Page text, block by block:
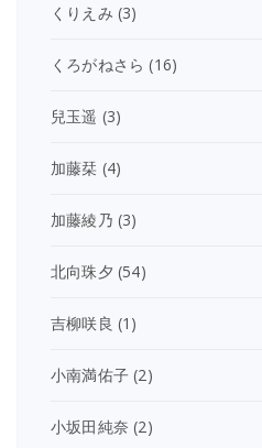
くりえみ (3)
くろがねさら (16)
兒玉遥 (3)
加藤栞 (4)
加藤綾乃 (3)
北向珠夕 (54)
吉柳咲良 (1)
小南満佑子 (2)
小坂田純奈 (2)